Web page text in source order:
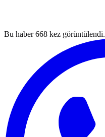
Bu haber668 kez görüntülendi.